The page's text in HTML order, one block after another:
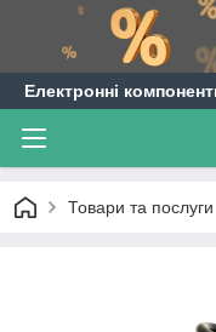
Електронні
Товари та послуги